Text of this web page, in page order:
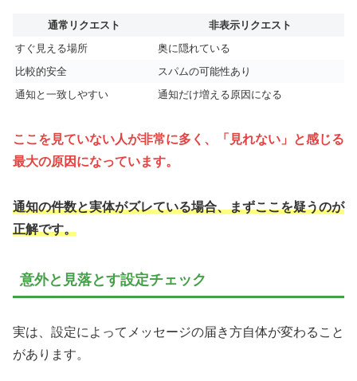
通常リクエスト
非表示リクエスト
すぐ見える場所
奥に隠れている
比較的安全
スパムの可能性あり
通知と一致しやすい
通知だけ増える原因になる
ここを見ていない人が非常に多く、「見れない」と感じる
最大の原因になっています。
通知の件数と実体がズレている場合、まずここを疑うのが
正解です。
意外と見落とす設定チェック
実は、設定によってメッセージの届き方自体が変わること
があります。